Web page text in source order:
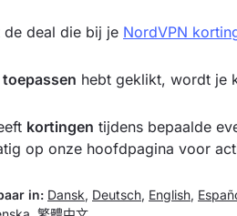
de deal die bij je NordVPN
toepassen hebt geklikt, wordt je
kortingen tijdens bepaalde
op onze hoofdpagina voor
in: Dansk, Deutsch, English,